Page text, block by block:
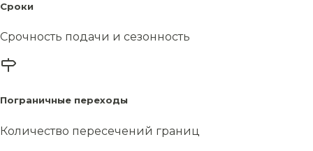
Сроки
Срочность подачи и сезонность
Пограничные переходы
Количество пересечений границ